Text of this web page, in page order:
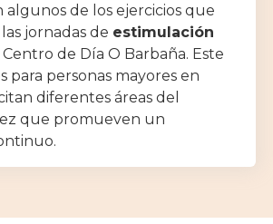
algunos de los ejercicios que
jornadas de estimulación
de Día O Barbaña. Este
para personas mayores en
diferentes áreas del
que promueven un